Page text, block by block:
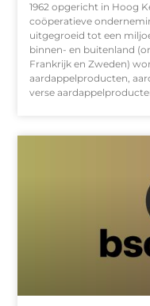
1962 opgericht in Hoog
coöperatieve
uitgegroeid tot een
binnen- en buitenland
Frankrijk en Zweden)
aardappelproducten,
verse